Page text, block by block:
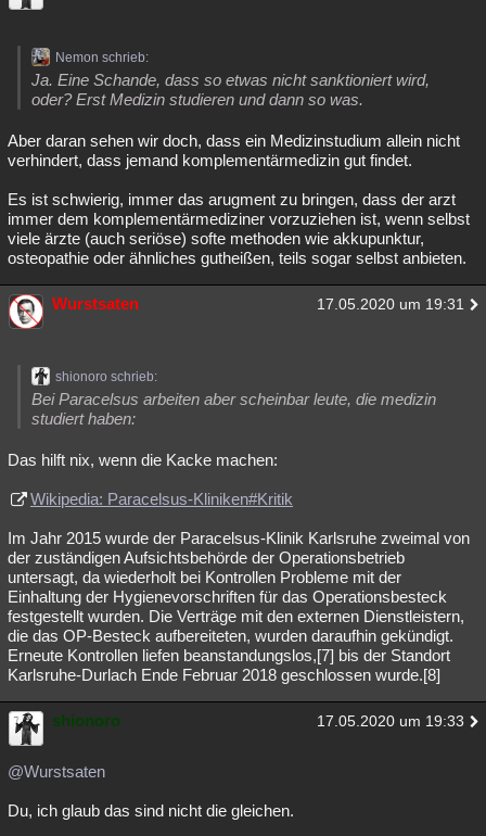
Nemon schrieb:
Ja. Eine Schande, dass so etwas nicht sanktioniert wird,
oder? Erst Medizin studieren und dann so was.
Aber daran sehen wir doch, dass ein Medizinstudium allein nicht
verhindert, dass jemand komplementärmedizin gut findet.
Es ist schwierig, immer das arugment zu bringen, dass der arzt
immer dem komplementärmediziner vorzuziehen ist, wenn selbst
viele ärzte (auch seriöse) softe methoden wie akkupunktur,
osteopathie oder ähnliches gutheißen, teils sogar selbst anbieten.
Wurstsaten 17.05.2020 um 19:31
shionoro schrieb:
Bei Paracelsus arbeiten aber scheinbar leute, die medizin
studiert haben:
Das hilft nix, wenn die Kacke machen:
Wikipedia: Paracelsus-Kliniken#Kritik
Im Jahr 2015 wurde der Paracelsus-Klinik Karlsruhe zweimal von
der zuständigen Aufsichtsbehörde der Operationsbetrieb
untersagt, da wiederholt bei Kontrollen Probleme mit der
Einhaltung der Hygienevorschriften für das Operationsbesteck
festgestellt wurden. Die Verträge mit den externen Dienstleistern,
die das OP-Besteck aufbereiteten, wurden daraufhin gekündigt.
Erneute Kontrollen liefen beanstandungslos,[7] bis der Standort
Karlsruhe-Durlach Ende Februar 2018 geschlossen wurde.[8]
shionoro 17.05.2020 um 19:33
@Wurstsaten
Du, ich glaub das sind nicht die gleichen.